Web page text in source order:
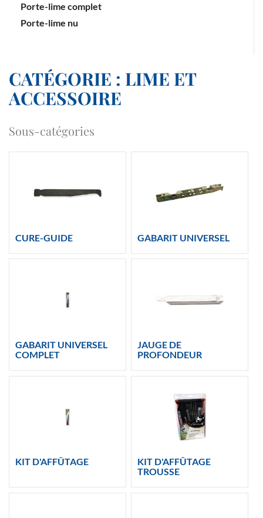
Porte-lime complet
Porte-lime nu
CATÉGORIE : LIME ET
ACCESSOIRE
Sous-catégories
CURE-GUIDE GABARIT UNIVERSEL
GABARIT UNIVERSEL
COMPLET
JAUGE DE
PROFONDEUR
KIT D'AFFÛTAGE
KIT D'AFFÛTAGE
TROUSSE